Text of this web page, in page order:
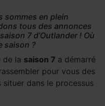
d'outlander
La saga
Articles
Saison 7,
Outlander –
sommes en plein
tous des annonces
7 d’Outlander ! Où
saison ?
de la saison 7 a démarré
pour vous des
dans le processus